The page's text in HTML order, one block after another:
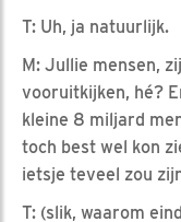
T: Uh, ja natuurlijk.
M: Jullie mensen,
vooruitkijken, hé?
kleine 8 miljard
toch best wel kon
ietsje teveel zou
T: (slik, waarom